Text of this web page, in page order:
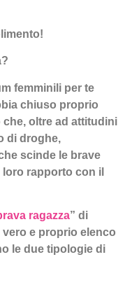
femminili per te
chiuso proprio
oltre ad attitudini
di droghe,
scinde le brave
rapporto con il
ragazza” di
vero e proprio elenco
le due tipologie di